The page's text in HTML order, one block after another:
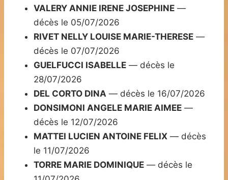
VALERY ANNIE IRENE JOSEPHINE —
décès le 05/07/2026
RIVET NELLY LOUISE MARIE-THERESE —
décès le 07/07/2026
GUELFUCCI ISABELLE — décès le
28/07/2026
DEL CORTO DINA — décès le 16/07/2026
DONSIMONI ANGELE MARIE AIMEE —
décès le 12/07/2026
MATTEI LUCIEN ANTOINE FELIX — décès
le 11/07/2026
TORRE MARIE DOMINIQUE — décès le